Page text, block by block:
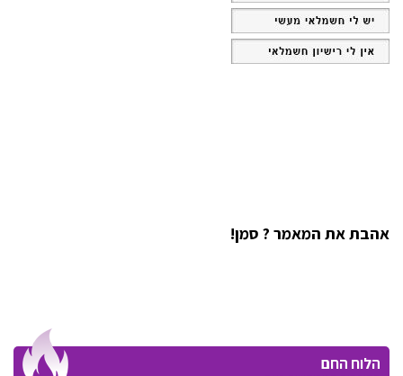
אהבת את המאמר ? סמן!
הלוח החם